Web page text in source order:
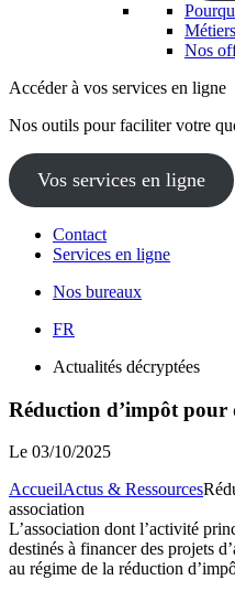
Nos
Accéder à vos services en ligne
Nos outils pour faciliter votre
Vos services en ligne
Contact
Services en ligne
Nos bureaux
FR
Actualités décryptées
Réduction d’impôt pour
Le 03/10/2025
AccueilActus & Ressources
association
L’association dont l’activité
destinés à financer des projets
au régime de la réduction